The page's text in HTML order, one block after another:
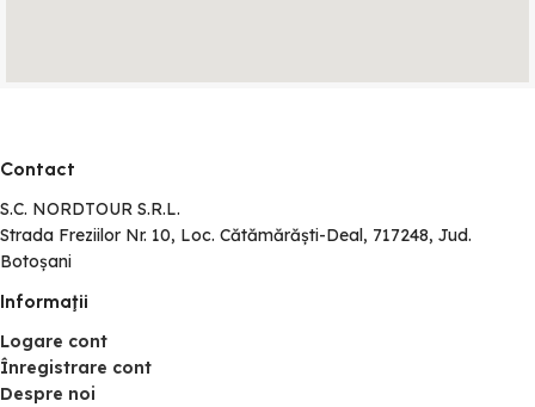
Contact
S.C. NORDTOUR S.R.L.
Strada Freziilor Nr. 10, Loc. Cătămărăști-Deal, 717248, Jud.
Botoșani
Informaţii
Logare cont
Înregistrare cont
Despre noi